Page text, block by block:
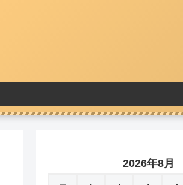
2026年8月